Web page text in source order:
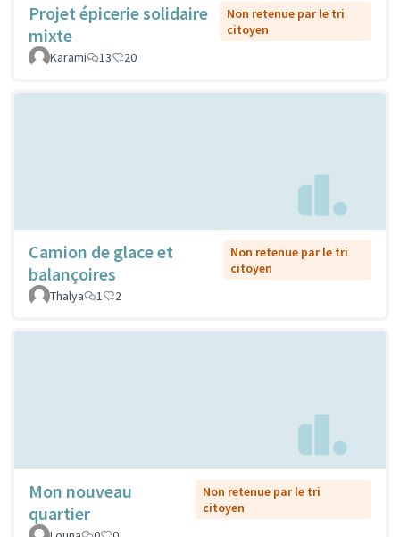
Projet épicerie solidaire
mixte
Non retenue par le tri
citoyen
Karami
13 20
Camion de glace et
balançoires
Non retenue par le tri
citoyen
Thalya
1 2
Mon nouveau
quartier
Non retenue par le tri
citoyen